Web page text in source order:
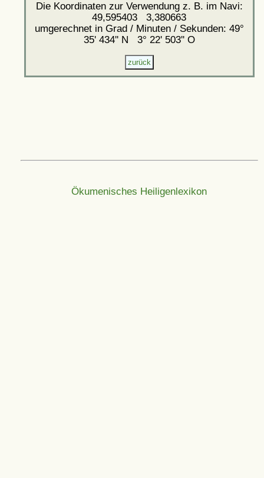
Die Koordinaten zur Verwendung z. B. im Navi:
49,595403 3,380663
umgerechnet in Grad / Minuten / Sekunden: 49°
35' 434'' N 3° 22' 503'' O
Ökumenisches Heiligenlexikon